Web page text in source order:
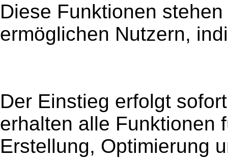
Diese Funktionen
ermöglichen Nutzern,
Der Einstieg erfolgt
erhalten alle Funktionen
Erstellung, Optimierung